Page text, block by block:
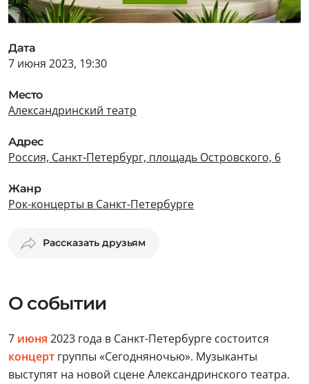
Дата
7 июня 2023, 19:30
Место
Александринский театр
Адрес
Россия, Санкт-Петербург, площадь Островского, 6
Жанр
Рок-концерты в Санкт-Петербурге
Рассказать друзьям
О событии
7 июня 2023 года в Санкт-Петербурге состоится
концерт группы «Сегодняночью». Музыканты
выступят на новой сцене Александринского театра.